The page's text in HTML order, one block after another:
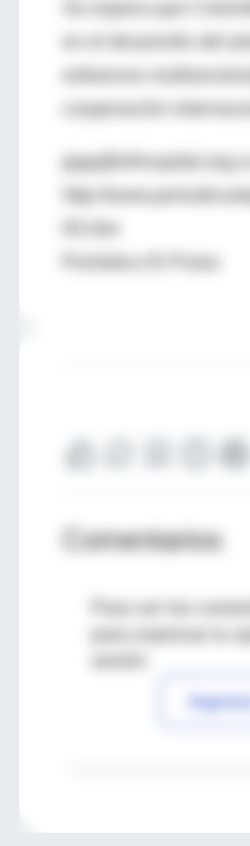
en el desarrollo del
cooperación
jpgq@elhospital.org.co
http://
Comentarios
Para ver los